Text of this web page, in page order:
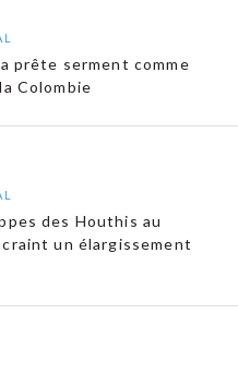
prête serment comme
Colombie
des Houthis au
craint un élargissement